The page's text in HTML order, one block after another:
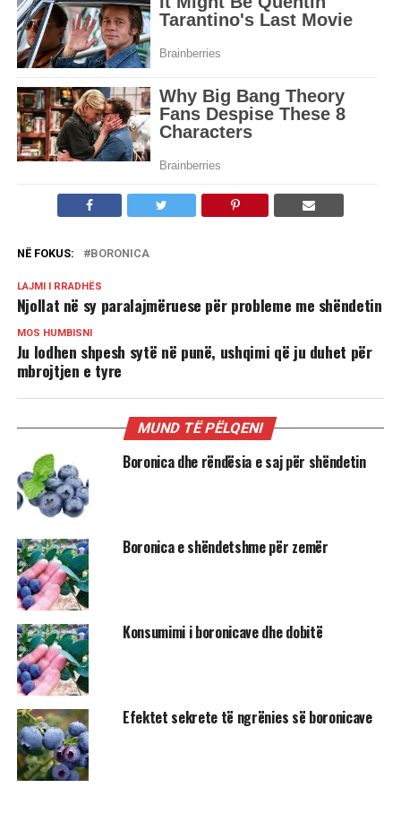
NË FOKUS: BORONICA
LAJMI I RRADHËS
Njollat në sy paralajmëruese për probleme me shëndetin
MOS HUMBISNI
Ju lodhen shpesh sytë në punë, ushqimi që ju duhet për
mbrojtjen e tyre
MUND TË PËLQENI
Boronica dhe rëndësia e saj për shëndetin
Boronica e shëndetshme për zemër
Konsumimi i boronicave dhe dobitë
Efektet sekrete të ngrënies së boronicave